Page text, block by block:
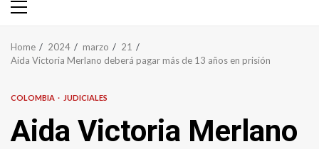
Home 2024 marzo
21
Aida Victoria Merlano deberá pagar más de 13 años en prisión
COLOMBIA JUDICIALES
Aida Victoria Merlano